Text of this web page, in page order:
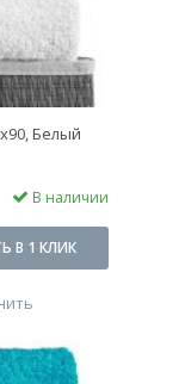
Белый
В наличии
В 1 КЛИК